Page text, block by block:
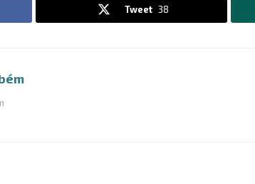
Tweet 38